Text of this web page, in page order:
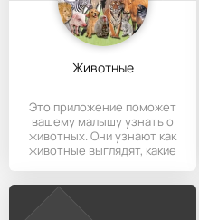
Животные
Это приложение поможет
вашему малышу узнать о
животных. Они узнают как
животные выглядят, какие